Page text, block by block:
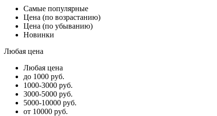
Самые популярные
Цена (по возрастанию)
Цена (по убыванию)
Новинки
Любая цена
Любая цена
до 1000 руб.
1000-3000 руб.
3000-5000 руб.
5000-10000 руб.
от 10000 руб.